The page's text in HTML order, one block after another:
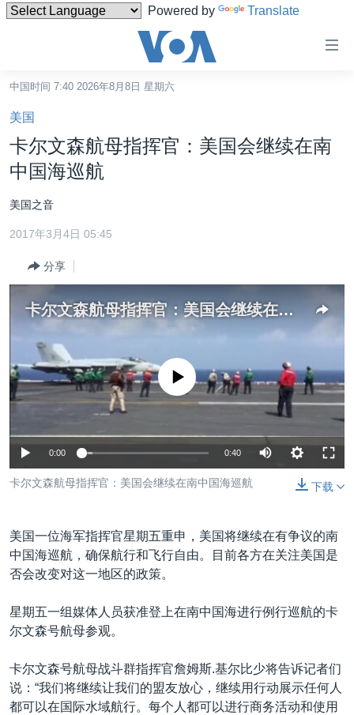
Powered by Translate
碍
链
接
转
内
容
到
转
到
检
中国
最新国际新闻
印太
欧洲
非洲
全球议题
分类新闻
经济·金融·贸易
科教·文娱·体健
军事
环境
美中关系
白宫要闻
国会报道
美国建国250周年
重要讲话与声明
台海两岸关系
关注西藏
GEN Z 看美国
VOA视频
VOA今日焦点
关注我们
其他语言网站
中国时间 7:40 2026年8月8日 星期六
美国
卡尔文森航母指挥官：美国会继续在南
中国海巡航
美国之音
2017年3月4日 05:45
分享
卡尔文森航母指挥官：美国会继续在南中国海巡航
没有媒体可用资源
0:00 0:40
下载
卡尔文森航母指挥官：美国会继续在南中国海巡航
美国一位海军指挥官星期五重申，美国将继续在有争议的南
中国海巡航，确保航行和飞行自由。目前各方在关注美国是
否会改变对这一地区的政策。
星期五一组媒体人员获准登上在南中国海进行例行巡航的卡
尔文森号航母参观。
卡尔文森号航母战斗群指挥官詹姆斯.基尔比少将告诉记者们
说：“我们将继续让我们的盟友放心，继续用行动展示任何人
都可以在国际水域航行。每个人都可以进行商务活动和使用